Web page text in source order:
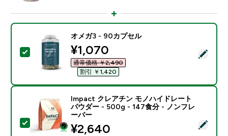
この商品を選択 - オメガ3 - 90カプセル
オメガ3 - 90カプセル
discounted price
¥1,070‎
通常価格 ￥2,490‎
割引 ￥1,420‎
この商品を選択 - Impact クレアチン モノハイドレ
Impact クレアチン モノハイドレート
パウダー - 500g - 147食分 - ノンフレ
ーバー
discounted price
¥2,640‎